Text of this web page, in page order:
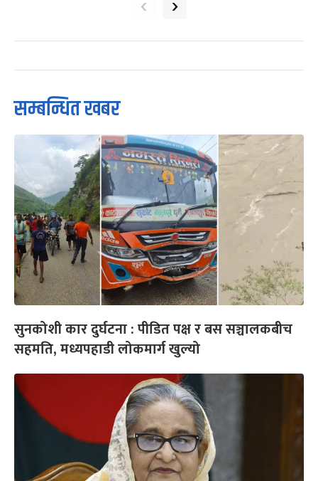
सम्बन्धित खबर
सुनकोशी कार दुर्घटना : पीडित पक्ष र बस सञ्चालकबीच
सहमति, मध्यपहाडी लोकमार्ग खुल्यो